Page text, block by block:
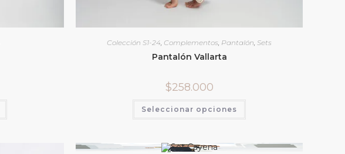
Colección S1-24 Complementos Pantalón Sets
Pantalón Vallarta
$258.000
Seleccionar opciones